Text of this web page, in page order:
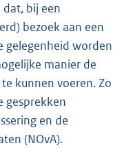
bij een
bezoek aan een
gelegenheid worden
manier de
kunnen voeren. Zo
gesprekken
en de
(NOvA).